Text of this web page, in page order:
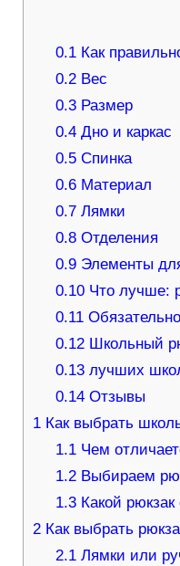
0.1 Как
0.2 Вес
0.3 Размер
0.4 Дно и каркас
0.5 Спинка
0.6 Материал
0.7 Лямки
0.8 Отделения
0.9 Элементы
0.10 Что лучше:
0.11
0.12 Школьный
0.13 лучших
0.14 Отзывы
1Как выбрать
1.1 Чем
1.2 Выбираем
1.3 Какой
2Как выбрать
2.1 Лямки или